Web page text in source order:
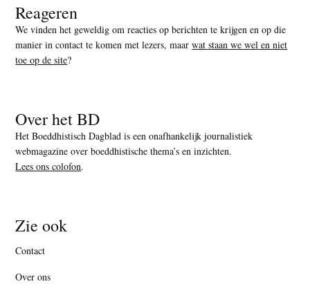
Reageren
We vinden het geweldig om reacties op berichten te krijgen en op die
manier in contact te komen met lezers, maarwat staan we wel en niet
toe op de site?
Over het BD
Het Boeddhistisch Dagblad is een onafhankelijk journalistiek
webmagazine over boeddhistische thema’s en inzichten.
Lees ons colofon.
Zie ook
Contact
Over ons